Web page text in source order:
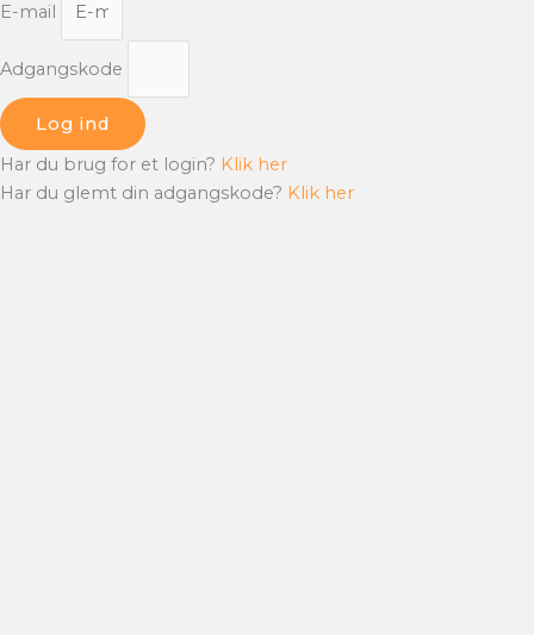
E-mail
Adgangskode
Log ind
Har du brug for et login? Klik her
Har du glemt din adgangskode? Klik her